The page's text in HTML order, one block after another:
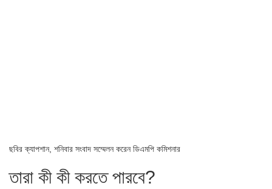
ছবির ক্যাপশান, শনিবার সংবাদ সম্মেলন করেন ডিএমপি কমিশনার
তারা কী কী করতে পারবে?